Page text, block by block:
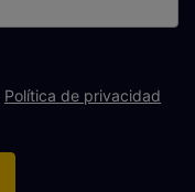
Política de privacidad